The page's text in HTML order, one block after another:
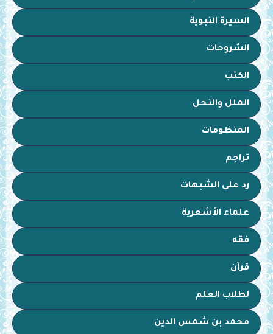
السيرة النبوية
الشروحات
الكتب
الملل والنحل
المنظومات
تراجم
رد على الشبهات
علماء الأشعرية
فقه
قرآن
لطلاب العلم
محمد بن شمس الدين